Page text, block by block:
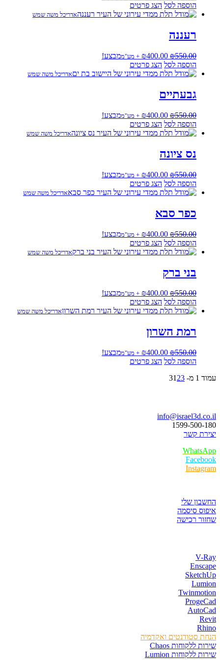
המקורי
היה:
הנוכחי
הוא:
הוספה לסל הצג פרטים
אדריכל משה שמש
רעננה
₪550.00
המחיר
המקורי
היה:
₪400.00
המחיר
הנוכחי
הוא:
+ מע"ממבצע!
הוספה לסל הצג פרטים
אדריכל משה שמש
גבעתיים
₪550.00
המחיר
המקורי
היה:
₪400.00
המחיר
הנוכחי
הוא:
+ מע"ממבצע!
הוספה לסל הצג פרטים
אדריכל משה שמש
נס ציונה
₪550.00
המחיר
המקורי
היה:
₪400.00
המחיר
הנוכחי
הוא:
+ מע"ממבצע!
הוספה לסל הצג פרטים
אדריכל משה שמש
כפר סבא
₪550.00
המחיר
המקורי
היה:
₪400.00
המחיר
הנוכחי
הוא:
+ מע"ממבצע!
הוספה לסל הצג פרטים
אדריכל משה שמש
בני ברק
₪550.00
המחיר
המקורי
היה:
₪400.00
המחיר
הנוכחי
הוא:
+ מע"ממבצע!
הוספה לסל הצג פרטים
אדריכל משה שמש
רמת השרון
₪550.00
המחיר
המקורי
₪400.00
המחיר
הנוכחי
+ מע"ממבצע!
הוספה לסל הצג פרטים
עמוד 1 מ- 3
1 23
info@israel3d.co.il
1599-500-180
יצירת קשר
WhatsApp
Facebook
Instagram
החשבון שלי
איפוס סיסמה
שחזור רכישה
V-Ray
Enscape
SketchUp
Lumion
Twinmotion
ProgeCad
AutoCad
Revit
Rhino
הנחת סטודנטים ואקדמיה
שירות ללקוחות Chaos
שירות ללקוחות Lumion